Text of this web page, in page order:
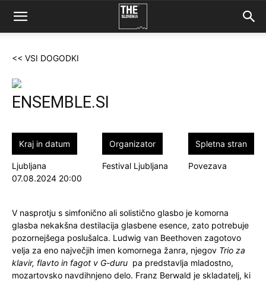
<< VSI DOGODKI
ENSEMBLE.SI
Kraj in datum
Ljubljana
07.08.2024 20:00
Organizator
Festival Ljubljana
Spletna stran
Povezava
V nasprotju s simfonično ali solistično glasbo je komorna
glasba nekakšna destilacija glasbene esence, zato potrebuje
pozornejšega poslušalca. Ludwig van Beethoven zagotovo
velja za eno največjih imen komornega žanra, njegov Trio za
klavir, flavto in fagot v G-duru pa predstavlja mladostno,
mozartovsko navdihnjeno delo. Franz Berwald je skladatelj, ki